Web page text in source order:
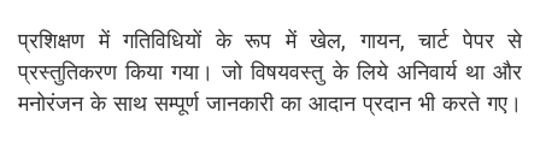
प्रशिक्षण में गतिविधियों के रूप में खेल, गायन, चार्ट पेपर से
प्रस्तुतिकरण किया गया। जो विषयवस्तु के लिये अनिवार्य था और
मनोरंजन के साथ सम्पूर्ण जानकारी का आदान प्रदान भी करते गए।